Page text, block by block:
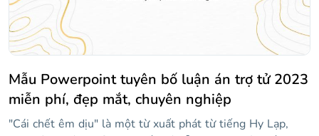
Mẫu Powerpoint tuyên bố luận án trợ tử 2023
miễn phí, đẹp mắt, chuyên nghiệp
"Cái chết êm dịu" là một từ xuất phát từ tiếng Hy Lạp,